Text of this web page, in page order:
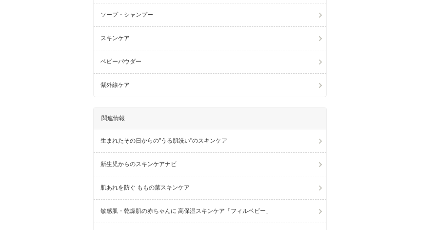
ソープ・シャンプー
スキンケア
ベビーパウダー
紫外線ケア
関連情報
生まれたその日からの"うる肌洗い"のスキンケア
新生児からのスキンケアナビ
肌あれを防ぐ ももの葉スキンケア
敏感肌・乾燥肌の赤ちゃんに 高保湿スキンケア「フィルベビー」